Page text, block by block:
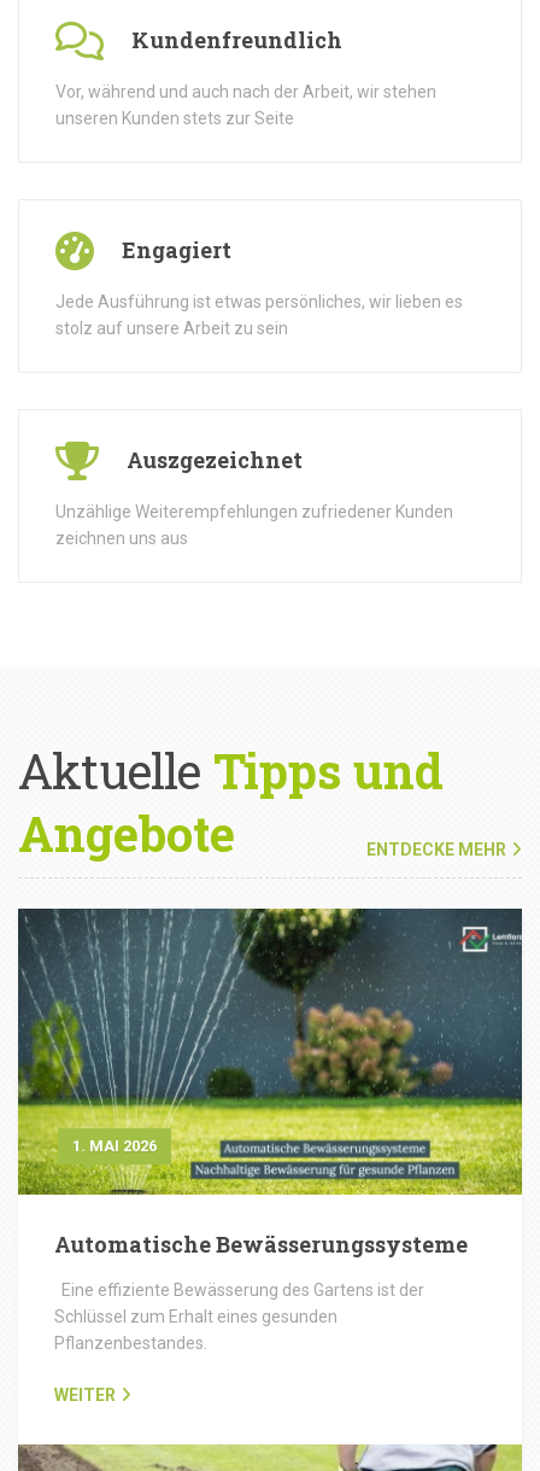
Kundenfreundlich
Vor, während und auch nach der Arbeit, wir stehen
unseren Kunden stets zur Seite
Engagiert
Jede Ausführung ist etwas persönliches, wir lieben es
stolz auf unsere Arbeit zu sein
Auszgezeichnet
Unzählige Weiterempfehlungen zufriedener Kunden
zeichnen uns aus
Aktuelle Tipps und
Angebote
ENTDECKE MEHR
1. MAI 2026
Automatische Bewässerungssysteme
Eine effiziente Bewässerung des Gartens ist der
Schlüssel zum Erhalt eines gesunden
Pflanzenbestandes.
WEITER